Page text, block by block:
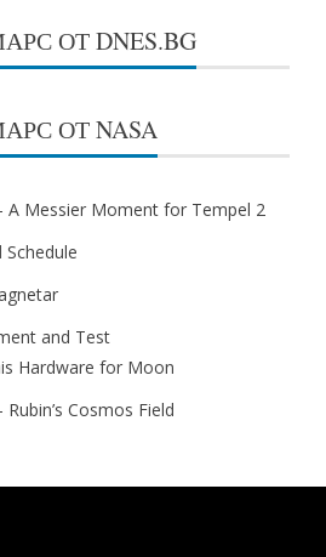
ОТ DNES.BG
ОТ NASA
A Messier Moment for Tempel 2
Schedule
and Test
Hardware for Moon
Cosmos Field